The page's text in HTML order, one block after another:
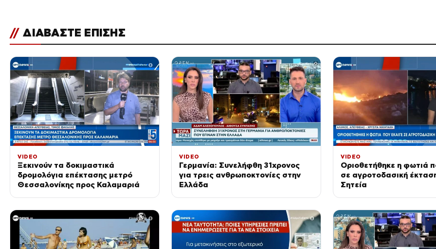
// ΔΙΑΒΑΣΤΕ ΕΠΙΣΗΣ
VIDEO
Ξεκινούν τα δοκιμαστικά
δρομολόγια επέκτασης μετρό
Θεσσαλονίκης προς Καλαμαριά
VIDEO
Γερμανία: Συνελήφθη 31χρονος
για τρεις ανθρωποκτονίες στην
Ελλάδα
VIDEO
Οριοθετήθηκε η φωτιά
σε αγροτοδασική
Σητεία